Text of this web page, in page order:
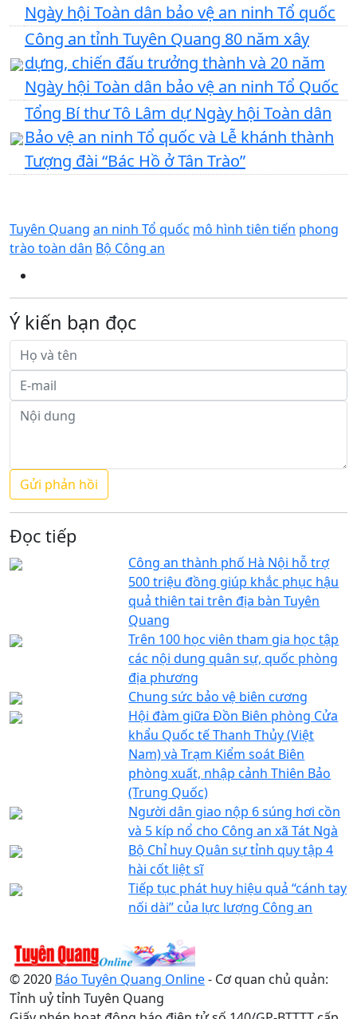
Ngày hội Toàn dân bảo vệ an ninh Tổ quốc
Công an tỉnh Tuyên Quang 80 năm xây
dựng, chiến đấu trưởng thành và 20 năm
Ngày hội Toàn dân bảo vệ an ninh Tổ Quốc
Tổng Bí thư Tô Lâm dự Ngày hội Toàn dân
Bảo vệ an ninh Tổ quốc và Lễ khánh thành
Tượng đài “Bác Hồ ở Tân Trào”
Tuyên Quang an ninh Tổ quốc mô hình tiên tiến phong
trào toàn dân Bộ Công an
Ý kiến bạn đọc
Đọc tiếp
Công an thành phố Hà Nội hỗ trợ
500 triệu đồng giúp khắc phục hậu
quả thiên tai trên địa bàn Tuyên
Quang
Trên 100 học viên tham gia học tập
các nội dung quân sự, quốc phòng
địa phương
Chung sức bảo vệ biên cương
Hội đàm giữa Đồn Biên phòng Cửa
khẩu Quốc tế Thanh Thủy (Việt
Nam) và Trạm Kiểm soát Biên
phòng xuất, nhập cảnh Thiên Bảo
(Trung Quốc)
Người dân giao nộp 6 súng hơi cồn
và 5 kíp nổ cho Công an xã Tát Ngà
Bộ Chỉ huy Quân sự tỉnh quy tập 4
hài cốt liệt sĩ
Tiếp tục phát huy hiệu quả “cánh tay
nối dài” của lực lượng Công an
© 2020 Báo Tuyên Quang Online- Cơ quan chủ quản:
Tỉnh uỷ tỉnh Tuyên Quang